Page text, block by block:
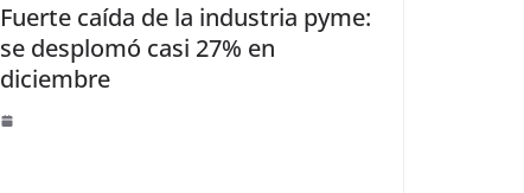
Fuerte caída de la industria pyme:
se desplomó casi 27% en
diciembre